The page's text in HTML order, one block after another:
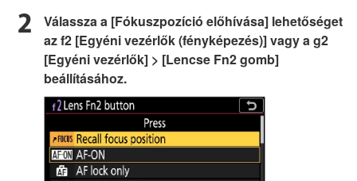
Válassza a [Fókuszpozíció előhívása] lehetőséget
az f2 [Egyéni vezérlők (fényképezés)] vagy a g2
[Egyéni vezérlők] > [Lencse Fn2 gomb]
beállításához.